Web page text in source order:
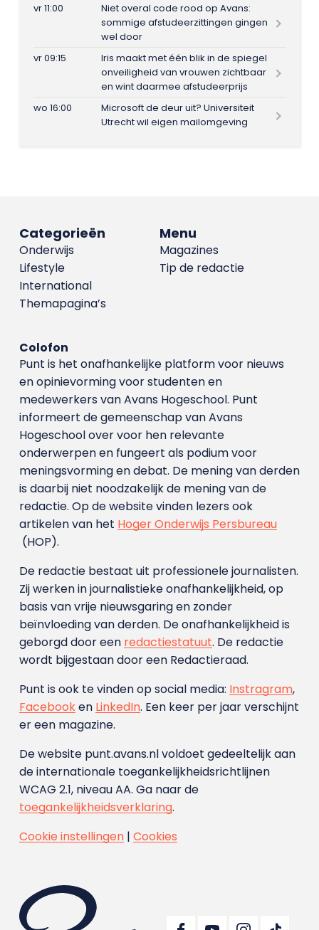
vr 11:00
Niet overal code rood op Avans:
sommige afstudeerzittingen gingen
wel door
vr 09:15
Iris maakt met één blik in de spiegel
onveiligheid van vrouwen zichtbaar
en wint daarmee afstudeerprijs
wo 16:00
Microsoft de deur uit? Universiteit
Utrecht wil eigen mailomgeving
Menu
Magazines
Tip de redactie
Categorieën
Onderwijs
Lifestyle
International
Themapagina’s
Colofon
Punt is het onafhankelijke platform voor nieuws
en opinievorming voor studenten en
medewerkers van Avans Hoge­school. Punt
informeert de gemeenschap van Avans
Hogeschool over voor hen relevante
onderwerpen en fungeert als podium voor
meningsvorming en debat. De mening van derden
is daarbij niet noodzakelijk de mening van de
redactie. Op de website vinden lezers ook
artikelen van het Hoger Onderwijs Persbureau
(HOP).
De redactie bestaat uit professionele journalisten.
Zij werken in journalistieke onafhankelijkheid, op
basis van vrije nieuwsgaring en zonder
beïnvloeding van derden. De onafhankelijkheid is
geborgd door een redactiestatuut. De redactie
wordt bijgestaan door een Redactieraad.
Punt is ook te vinden op social media: Instragram,
Facebooken LinkedIn. Een keer per jaar verschijnt
er een magazine.
De website punt.avans.nl voldoet gedeeltelijk aan
de internationale toegankelijkheidsrichtlijnen
WCAG 2.1, niveau AA. Ga naar de
toegankelijkheidsverklaring.
Cookie instellingen| Cookies